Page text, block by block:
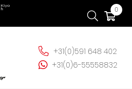
0
+31(0)591 648 402
+31(0)6-55558832